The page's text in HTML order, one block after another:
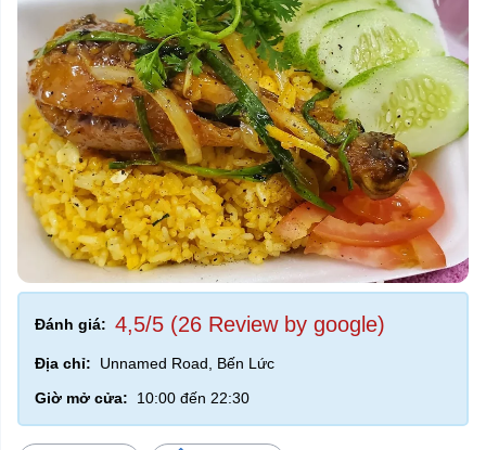
Đánh giá: 4,5/5 (26 Review by google)
Địa chỉ:
Unnamed Road, Bến Lức
Giờ mở cửa:
10:00 đến 22:30